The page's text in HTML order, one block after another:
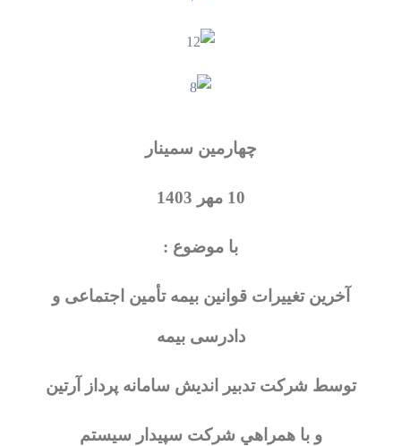
چهارمين سمينار
10 مهر 1403
با موضوع :
آخرین تغییرات قوانین بیمه تأمین اجتماعی و
دادرسی بیمه
توسط شركت تدبير انديش سامانه پرداز آرتين
و با همراهي شركت سپيدار سيستم